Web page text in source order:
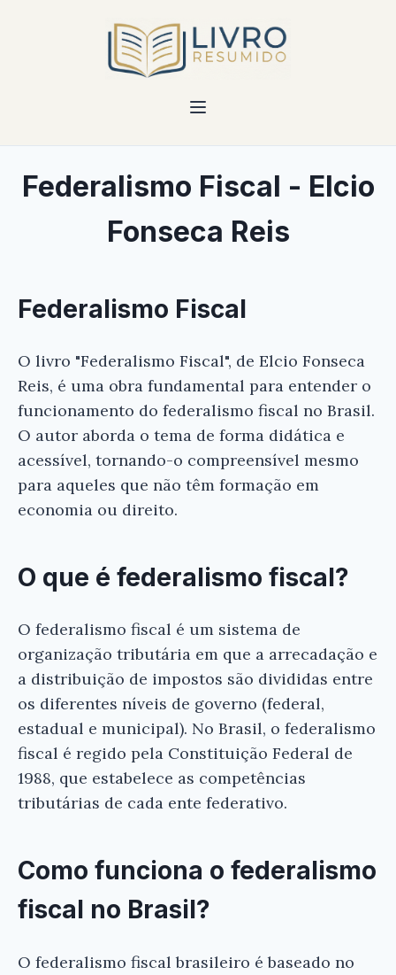
Federalismo Fiscal - Elcio
Fonseca Reis
Federalismo Fiscal
O livro "Federalismo Fiscal", de Elcio Fonseca
Reis, é uma obra fundamental para entender o
funcionamento do federalismo fiscal no Brasil.
O autor aborda o tema de forma didática e
acessível, tornando-o compreensível mesmo
para aqueles que não têm formação em
economia ou direito.
O que é federalismo fiscal?
O federalismo fiscal é um sistema de
organização tributária em que a arrecadação e
a distribuição de impostos são divididas entre
os diferentes níveis de governo (federal,
estadual e municipal). No Brasil, o federalismo
fiscal é regido pela Constituição Federal de
1988, que estabelece as competências
tributárias de cada ente federativo.
Como funciona o federalismo
fiscal no Brasil?
O federalismo fiscal brasileiro é baseado no